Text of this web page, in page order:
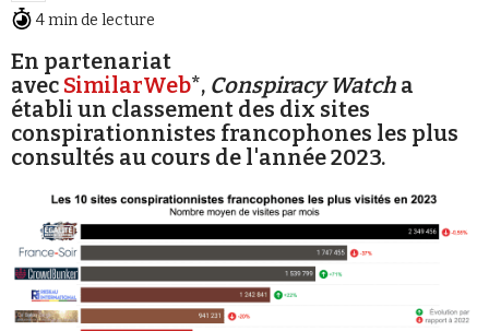
Newsletter
Faire un don
4 min de lecture
En partenariat
avec SimilarWeb*, Conspiracy Watch a
établi un classement des dix sites
conspirationnistes francophones les plus
consultés au cours de l'année 2023.